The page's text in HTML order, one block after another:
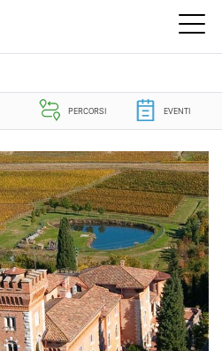
PERCORSI EVENTI